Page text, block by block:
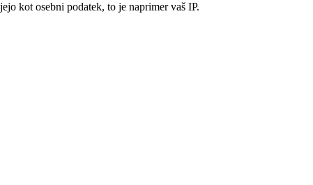
kot osebni podatek, to je naprimer vaš IP.